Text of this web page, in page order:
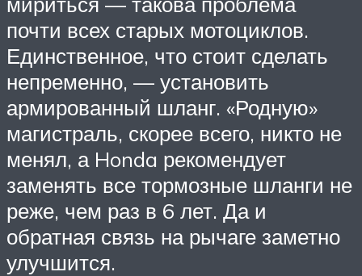
почти всех старых мотоциклов.
Единственное, что стоит сделать
непременно, — установить
армированный шланг. «Родную»
магистраль, скорее всего, никто не
менял, а Honda рекомендует
заменять все тормозные шланги не
реже, чем раз в 6 лет. Да и
обратная связь на рычаге заметно
улучшится.